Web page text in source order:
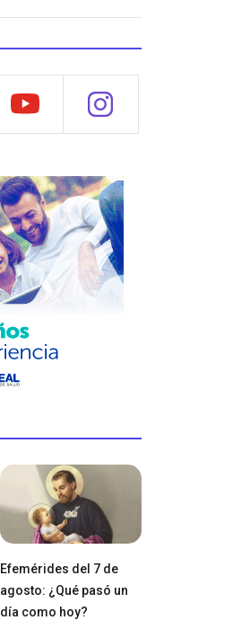
Efemérides del 7 de
agosto: ¿Qué pasó un
día como hoy?